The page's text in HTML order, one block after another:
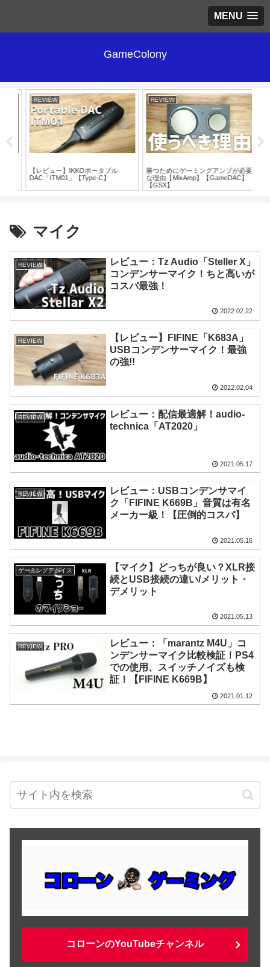
MENU
GameColony
REVIEW
【レビュー】IKKOポータブル
DAC「ITM01」【Type-C】
REVIEW
勝つためにゲーミングアンプが必要
な理由【MixAmp】【GameDAC】
【GSX】
マイク
REVIEW
レビュー：Tz Audio「Steller X」
コンデンサーマイク！ちと高いが
コスパ最強！
2022.02.22
REVIEW
【レビュー】FIFINE「K683A」
USBコンデンサーマイク！最強
の強!!
2022.02.04
REVIEW
レビュー：配信最適解！audio-
technica「AT2020」
2021.05.17
REVIEW
レビュー：USBコンデンサマイ
ク「FIFINE K669B」音質は有名
メーカー級！【圧倒的コスパ】
2021.05.16
ゲーミングデバイス
【マイク】どっちが良い？XLR接
続とUSB接続の違い/メリット・
デメリット
2021.05.13
REVIEW
レビュー：「marantz M4U」コ
ンデンサーマイク比較検証！PS4
での使用、スイッチノイズも検
証！【FIFINE K669B】
2021.01.12
コローンのYouTubeチャンネル